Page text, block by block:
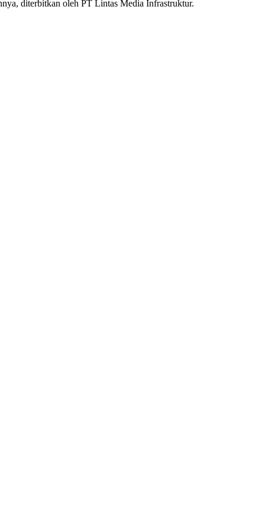
diterbitkan oleh PT Lintas Media Infrastruktur.